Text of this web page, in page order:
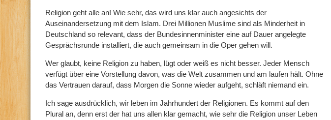
Religion geht alle an! Wie sehr, das wird uns klar auch angesichts der
Auseinandersetzung mit dem Islam. Drei Millionen Muslime sind als Minderheit in
Deutschland so relevant, dass der Bundesinnenminister eine auf Dauer angelegte
Gesprächsrunde installiert, die auch gemeinsam in die Oper gehen will.
Wer glaubt, keine Religion zu haben, lügt oder weiß es nicht besser. Jeder Mensch
verfügt über eine Vorstellung davon, was die Welt zusammen und am laufen hält. Ohne
das Vertrauen darauf, dass Morgen die Sonne wieder aufgeht, schläft niemand ein.
Ich sage ausdrücklich, wir leben im Jahrhundert der Religionen. Es kommt auf den
Plural an, denn erst der hat uns allen klar gemacht, wie sehr die Religion unser Leben